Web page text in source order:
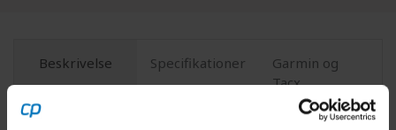
Beskrivelse Specifikationer
Garmin og
Tacx
reklamation